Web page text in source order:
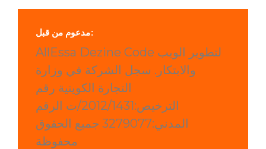
مدعوم من قبل:
AllEssa Dezine Code لتطوير الويب
والابتكار. سجل الشركة في وزارة
التجارة الكويتية رقم
الترخيص:2012/1431/ت الرقم
المدني:3279077 جميع الحقوق
محفوظة